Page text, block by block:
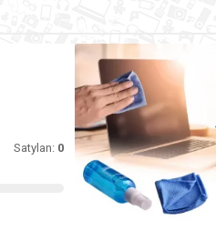
Satylan: 0